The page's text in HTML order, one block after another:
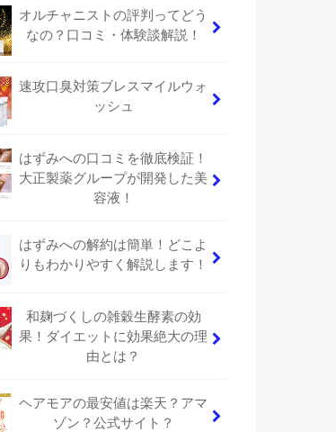
オルチャニストの評判ってどう
なの？口コミ・体験談解説！
速攻口臭対策ブレスマイルウォ
ッシュ
はずみへの口コミを徹底検証！
大正製薬グループが開発した美
容液！
はずみへの解約は簡単！どこよ
りもわかりやすく解説します！
和麹づくしの雑穀生酵素の効
果！ダイエットに効果絶大の理
由とは？
ヘアモアの最安値は楽天？アマ
ゾン？公式サイト？